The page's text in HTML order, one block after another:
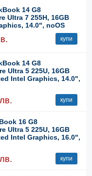
14 G8
Ultra 7 255H, 16GB
14.0", noOS
купи
14 G8
Ultra 5 225U, 16GB
Intel Graphics, 14.0",
лв. купи
16 G8
Ultra 5 225U, 16GB
Intel Graphics, 16.0",
лв. купи